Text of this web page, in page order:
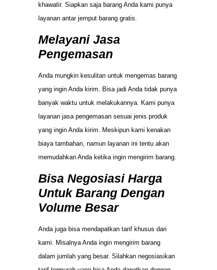
khawatir. Siapkan saja barang Anda kami punya
layanan antar jemput barang gratis.
Melayani Jasa
Pengemasan
Anda mungkin kesulitan untuk mengemas barang
yang ingin Anda kirim. Bisa jadi Anda tidak punya
banyak waktu untuk melakukannya. Kami punya
layanan jasa pengemasan sesuai jenis produk
yang ingin Anda kirim. Meskipun kami kenakan
biaya tambahan, namun layanan ini tentu akan
memudahkan Anda ketika ingin mengirim barang.
Bisa Negosiasi Harga
Untuk Barang Dengan
Volume Besar
Anda juga bisa mendapatkan tarif khusus dari
kami. Misalnya Anda ingin mengirim barang
dalam jumlah yang besar. Silahkan negosiasikan